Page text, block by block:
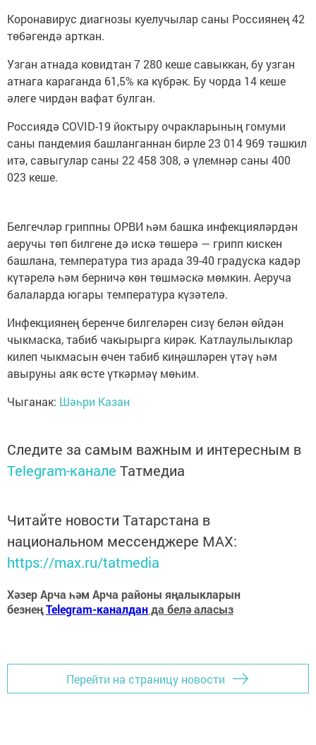
Коронавирус диагнозы куелучылар саны Россиянең 42
төбәгендә арткан.
Узган атнада ковидтан 7 280 кеше савыккан, бу узган
атнага караганда 61,5% ка күбрәк. Бу чорда 14 кеше
әлеге чирдән вафат булган.
Россиядә COVID-19 йоктыру очракларының гомуми
саны пандемия башланганнан бирле 23 014 969 тәшкил
итә, савыгулар саны 22 458 308, ә үлемнәр саны 400
023 кеше.
Белгечләр гриппны ОРВИ һәм башка инфекцияләрдән
аеручы төп билгене дә искә төшерә — грипп кискен
башлана, температура тиз арада 39-40 градуска кадәр
күтәрелә һәм берничә көн төшмәскә мөмкин. Аеруча
балаларда югары температура күзәтелә.
Инфекциянең беренче билгеләрен сизү белән өйдән
чыкмаска, табиб чакырырга кирәк. Катлаулылыклар
килеп чыкмасын өчен табиб киңәшләрен үтәү һәм
авыруны аяк өсте үткәрмәү мөһим.
Чыганак: Шәһри Казан
Следите за самым важным и интересным в
Telegram-канале Татмедиа
Читайте новости Татарстана в
национальном мессенджере MАХ:
https://max.ru/tatmedia
Хәзер Арча һәм Арча районы яңалыкларын
безнеңTelegram-каналданда белә аласыз
Перейти на страницу новости